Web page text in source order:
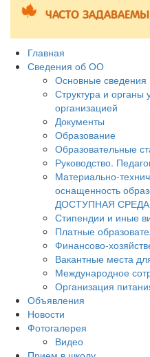
ЧАСТО
Главная
Сведения об ОО
Основные сведения
Структура и органы
организацией
Документы
Образование
Образовательные
Руководство.
Материально-
оснащенность
ДОСТУПНАЯ СРЕДА
Стипендии и иные
Платные
Финансово-
Вакантные места
Международное
Организация
Объявления
Новости
Фотогалерея
Видео